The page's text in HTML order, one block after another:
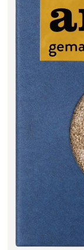
Filter zurücksetzen